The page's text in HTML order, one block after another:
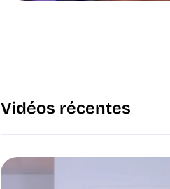
Vidéos récentes